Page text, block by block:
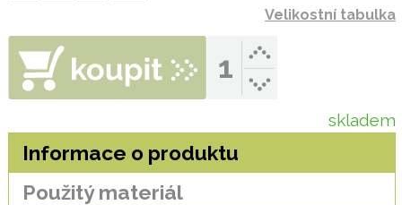
Velikostní tabulka
skladem
Informace o produktu
Použitý materiál